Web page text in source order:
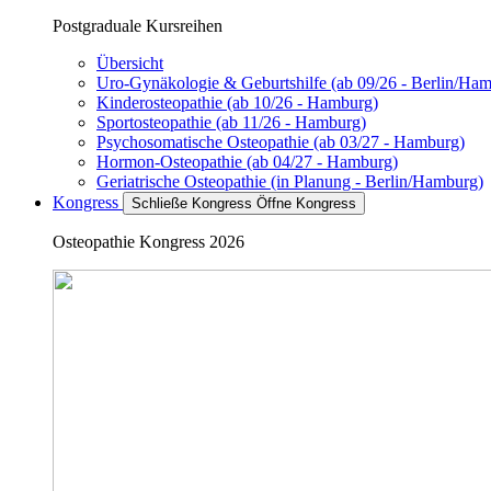
Postgraduale Kursreihen
Übersicht
Uro-Gynäkologie & Geburtshilfe (ab 09/26 - Berlin/
Kinderosteopathie (ab 10/26 - Hamburg)
Sportosteopathie (ab 11/26 - Hamburg)
Psychosomatische Osteopathie (ab 03/27 - Hamburg)
Hormon-Osteopathie (ab 04/27 - Hamburg)
Geriatrische Osteopathie (in Planung - Berlin/Hamburg)
Kongress
Schließe Kongress Öffne Kongress
Osteopathie Kongress 2026